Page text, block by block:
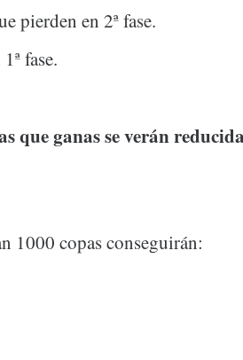
pierden en 2ª fase.
fase.
que ganas se verán
1000 copas conseguirán: